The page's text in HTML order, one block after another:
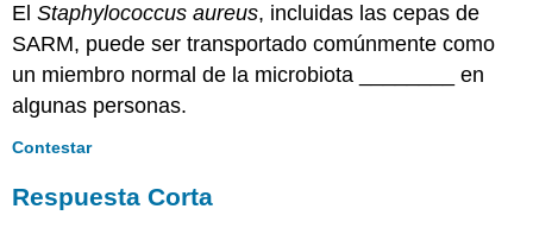
ElStaphylococcus aureus, incluidas las cepas de
SARM, puede ser transportado comúnmente como
un miembro normal de la microbiota ________ en
algunas personas.
Contestar
Respuesta Corta